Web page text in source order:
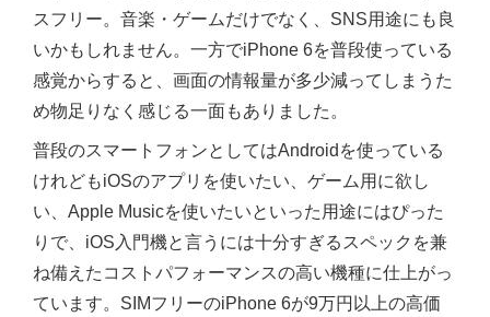
スフリー。音楽・ゲームだけでなく、SNS用途にも良
いかもしれません。一方でiPhone 6を普段使っている
感覚からすると、画面の情報量が多少減ってしまうた
め物足りなく感じる一面もありました。
普段のスマートフォンとしてはAndroidを使っている
けれどもiOSのアプリを使いたい、ゲーム用に欲し
い、Apple Musicを使いたいといった用途にはぴった
りで、iOS入門機と言うには十分すぎるスペックを兼
ね備えたコストパフォーマンスの高い機種に仕上がっ
ています。SIMフリーのiPhone 6が9万円以上の高価